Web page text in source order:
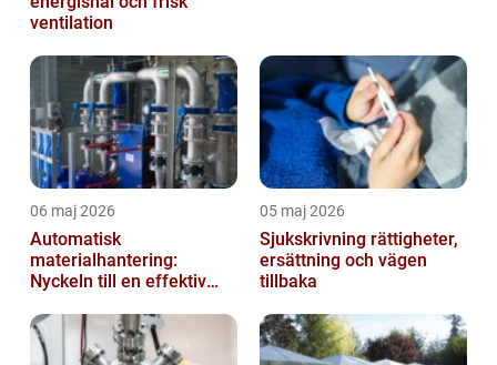
ventilation
06 maj 2026
Automatisk
materialhantering:
Nyckeln till en effektiv
05 maj 2026
Sjukskrivning rättigheter,
ersättning och vägen
tillbaka